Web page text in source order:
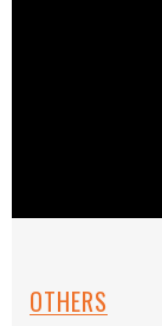
OTHERS